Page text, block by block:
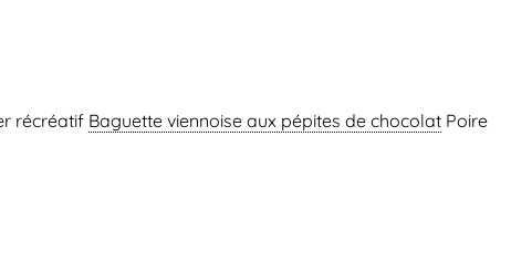
récréatif Baguette viennoise aux pépites de chocolat Poire